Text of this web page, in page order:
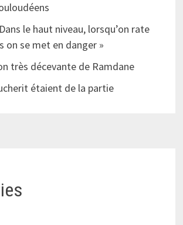
le haut niveau, lorsqu’on rate
on se met en danger »
très décevante de Ramdane
étaient de la partie